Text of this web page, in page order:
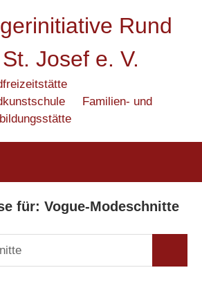
Rund
Josef e. V.
Familien- und
für:Vogue-Modeschnitte